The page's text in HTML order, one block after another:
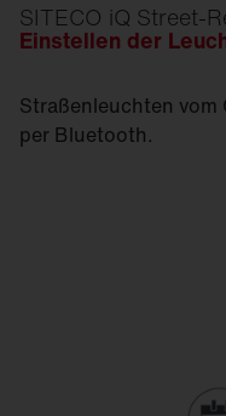
SITECO iQ Street-
Einstellen der
Straßenleuchten vom
per Bluetooth.